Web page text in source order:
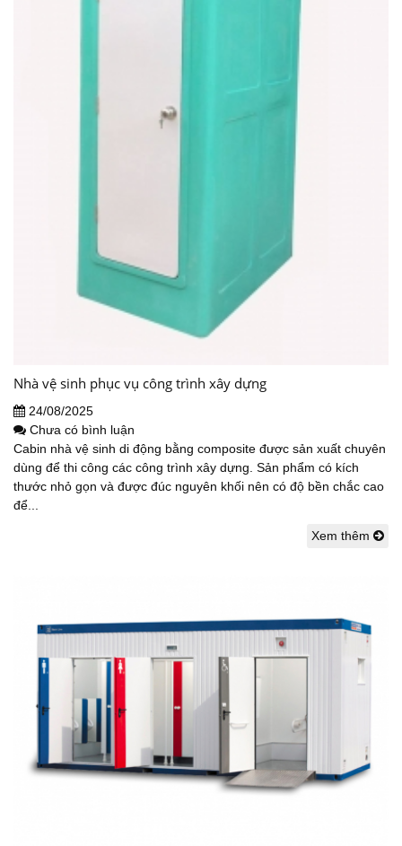
Nhà vệ sinh phục vụ công trình xây dựng
24/08/2025
Chưa có bình luận
Cabin nhà vệ sinh di động bằng composite được sản xuất chuyên
dùng để thi công các công trình xây dựng. Sản phẩm có kích
thước nhỏ gọn và được đúc nguyên khối nên có độ bền chắc cao
để...
Xem thêm